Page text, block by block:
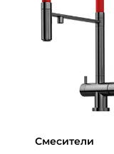
Смесители